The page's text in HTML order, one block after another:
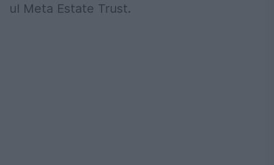
ul Meta Estate Trust.